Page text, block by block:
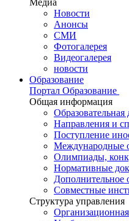
Новости
Анонсы
СМИ
Фотогалерея
Видеогалерея
новости
Образование
Портал Образование
Общая информация
Образовательная
Направления и
Поступление
Международные
Олимпиады,
Нормативные
Дополнительное
Совместные
Структура управления